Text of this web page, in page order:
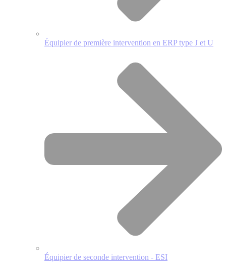
Équipier de première intervention en ERP type J et U
Équipier de seconde intervention - ESI